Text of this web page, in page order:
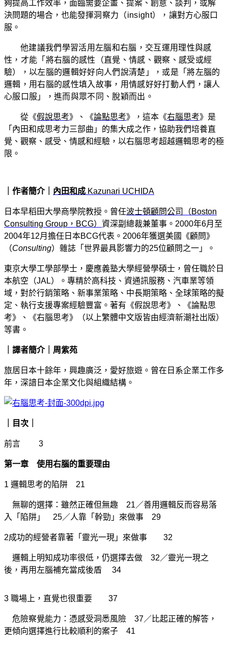
夠提高工作效率，面臨需要企畫、提案、創意、談判，或解
決問題的場合，也能發揮洞察力（insight）， 讓對方心服口
服。
他建議我們學習活用左腦和右腦，交互運用理性與感
性，才能「將右腦的感性（直覺、情感、觀察、感受或經
驗），以左腦的邏輯好好向人們說清楚」，或是「將左腦的
邏輯，用右腦的感性填入故事，用情感好好打動人們，讓人
心服口服」，進而與眾不同、脫穎而出。
從《假說思考》、《論點思考》，這本《右腦思考》是
「內田和成思考力三部曲」的集大成之作，協助我們培養直
覺、觀察、感受、情感和經驗，以右腦思考超越邏輯思考的極
限。
｜作者簡介｜ 內田和成 Kazunari UCHIDA
日本早稻田大學商學院教授。曾任波士頓顧問公司（Boston
Consulting Group，BCG） 資深副總裁兼董事。2000年6月至
2004年12月擔任日本BCG代表。2006年獲選美國《顧問》
（Consulting）雜誌「世界最具影響力的25位顧問之一」。
東京大學工學部學士，慶應義塾大學經營學碩士，曾任職於日
本航空（JAL）。專精於高科技、資通訊服務、汽車業等領
域，對於行銷策略、新事業策略、中長期策略、全球策略的擬
定、執行支援專案經驗豐富。著有《假說思考》、《論點思
考》、《右腦思考》（以上繁體中文版皆由經濟新潮社出版）
等書。
｜譯者簡介｜周紫苑
旅居日本十餘年，興趣廣泛，愛好旅遊。曾在日系企業工作多
年，深諳日本企業文化與組織結構。
｜目次｜
前言 3
第一章 使用右腦的重要理由
1 邏輯思考的陷阱 21
無聊的選擇：雖然正確但無趣 21／善用邏輯反而容易落
入「陷阱」 25／人靠「幹勁」來做事 29
2成功的經營者靠著「靈光一現」來做事 32
邏輯上明知成功率很低，仍選擇去做 32／靈光一現之
後，再用左腦補充當成後盾 34
3 職場上，直覺也很重要 37
危險察覺能力：憑感受洞悉風險 37／比起正確的解答，
更傾向選擇進行比較順利的案子 41